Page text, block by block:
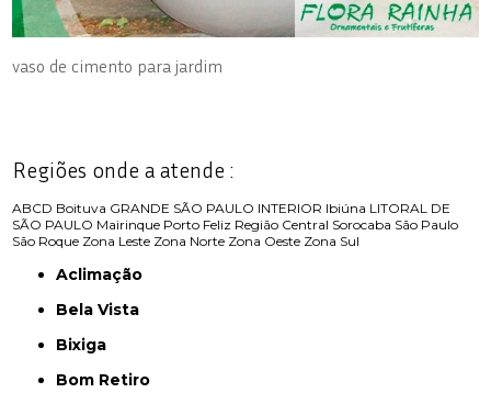
vaso de cimento para jardim
Regiões onde a atende :
ABCD Boituva GRANDE SÃO PAULO INTERIOR Ibiúna LITORAL DE
SÃO PAULO Mairinque Porto Feliz Região Central Sorocaba São Paulo
São Roque Zona Leste Zona Norte Zona Oeste Zona Sul
Aclimação
Bela Vista
Bixiga
Bom Retiro